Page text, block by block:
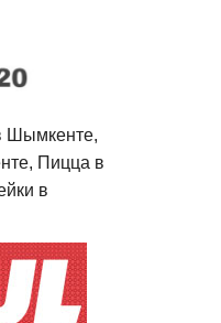
Шымкенте,
Пицца в
в